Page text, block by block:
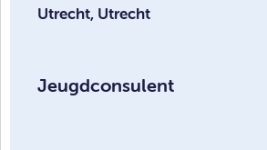
Utrecht, Utrecht
Jeugdconsulent